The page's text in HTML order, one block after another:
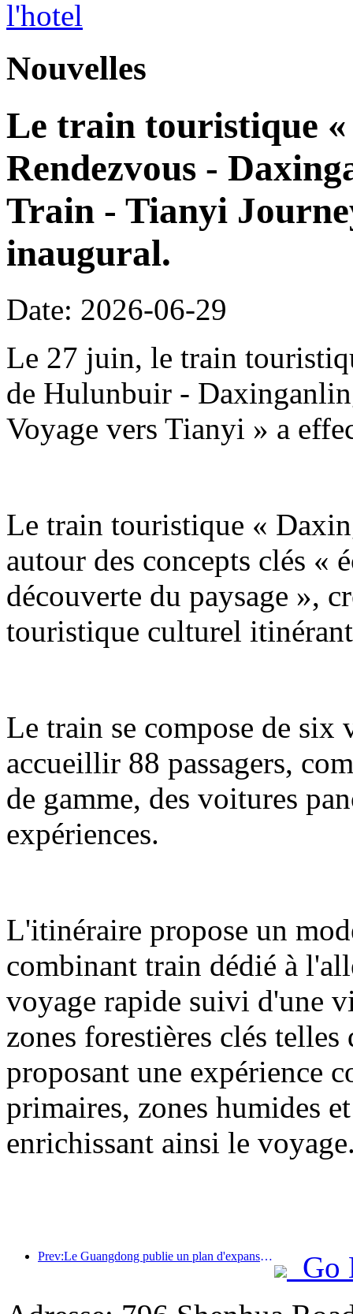
Nouvelles
Le train touristique
Rendezvous -
Train - Tianyi
inaugural.
Date: 2026-06-29
Le 27 juin, le train
de Hulunbuir -
Voyage vers Tianyi » a
Le train touristique «
autour des concepts clés «
découverte du paysage »,
touristique culturel
Le train se compose de six
accueillir 88 passagers,
de gamme, des voitures
expériences.
L'itinéraire propose un
combinant train dédié à
voyage rapide suivi d'une
zones forestières clés
proposant une expérience
primaires, zones humides
enrichissant ainsi le
Prev:Le Guangdong publie un plan d'expansion des capacités du secteur des services pour faire de la région de la Grande Baie une destination touristique de classe mondiale.
Go